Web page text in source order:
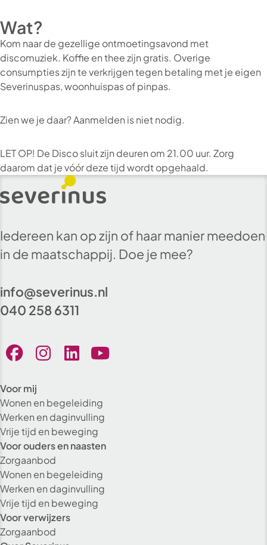
Wat?
Kom naar de gezellige ontmoetingsavond met
discomuziek. Koffie en thee zijn gratis. Overige
consumpties zijn te verkrijgen tegen betaling met je eigen
Severinuspas, woonhuispas of pinpas.
Zien we je daar? Aanmelden is niet nodig.
LET OP! De Disco sluit zijn deuren om 21.00 uur. Zorg
daarom dat je vóór deze tijd wordt opgehaald.
Iedereen kan op zijn of haar manier meedoen
in de maatschappij. Doe je mee?
info@severinus.nl
040 258 6311
Voor mij
Wonen en begeleiding
Werken en daginvulling
Vrije tijd en beweging
Voor ouders en naasten
Zorgaanbod
Wonen en begeleiding
Werken en daginvulling
Vrije tijd en beweging
Voor verwijzers
Zorgaanbod